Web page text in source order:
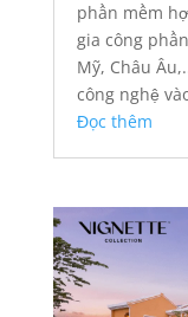
phần mềm
gia công
Mỹ, Châu
công nghệ
Đọc thêm